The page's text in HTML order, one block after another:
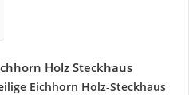
Holz Steckhaus
Eichhorn Holz-Steckhaus